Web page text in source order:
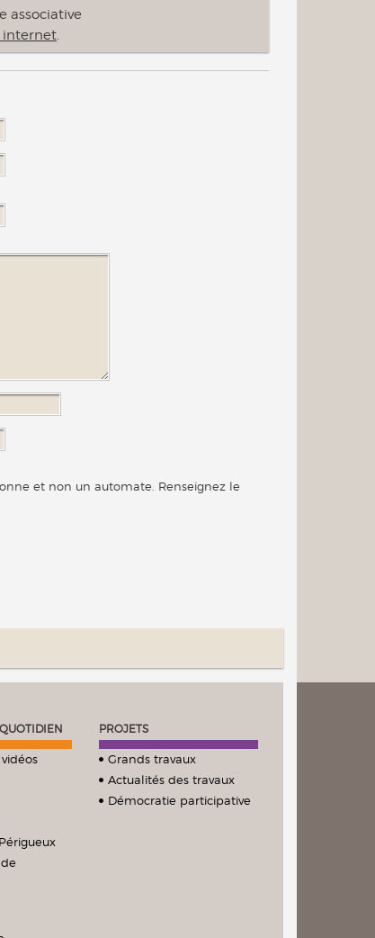
associative
internet.
et non un automate. Renseignez le
PROJETS
Grands travaux
Actualités des travaux
Démocratie participative